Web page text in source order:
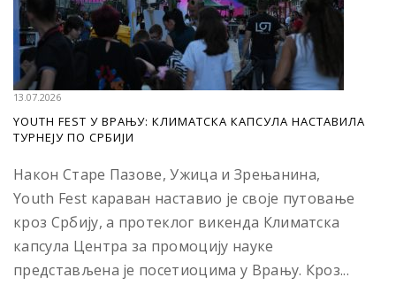
13.07.2026
YOUTH FEST У ВРАЊУ: КЛИМАТСКА КАПСУЛА НАСТАВИЛА
ТУРНЕЈУ ПО СРБИЈИ
Након Старе Пазове, Ужица и Зрењанина,
Youth Fest караван наставио је своје путовање
кроз Србију, а протеклог викенда Климатска
капсула Центра за промоцију науке
представљена је посетиоцима у Врању. Кроз...